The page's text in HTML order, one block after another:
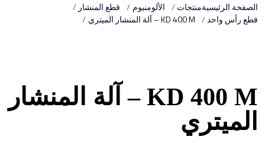
الصفحة الرئيسيةمنتجات الألومنيوم
قطع المنشار
قطع رأس واحد
KD 400 M – آلة المنشار الميتري
KD 400 M – آلة المنشار
الميتري